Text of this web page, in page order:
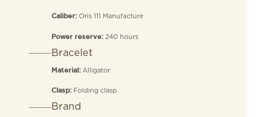
Caliber: Oris 111 Manufacture
Power reserve: 240 hours
Bracelet
Material: Alligator
Clasp: Folding clasp
Brand